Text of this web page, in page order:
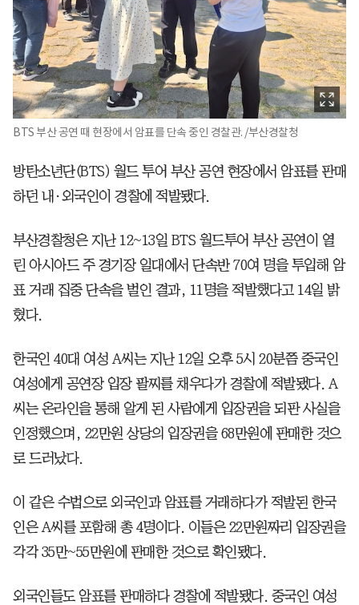
BTS 부산 공연 때 현장에서 암표를 단속 중인 경찰관. /부산경찰청
방탄소년단(BTS) 월드 투어 부산 공연 현장에서 암표를 판매
하던 내·외국인이 경찰에 적발됐다.
부산경찰청은 지난 12~13일 BTS 월드투어 부산 공연이 열
린 아시아드 주 경기장 일대에서 단속반 70여 명을 투입해 암
표 거래 집중 단속을 벌인 결과, 11명을 적발했다고 14일 밝
혔다.
한국인 40대 여성 A씨는 지난 12일 오후 5시 20분쯤 중국인
여성에게 공연장 입장 팔찌를 채우다가 경찰에 적발됐다. A
씨는 온라인을 통해 알게 된 사람에게 입장권을 되판 사실을
인정했으며, 22만원 상당의 입장권을 68만원에 판매한 것으
로 드러났다.
이 같은 수법으로 외국인과 암표를 거래하다가 적발된 한국
인은 A씨를 포함해 총 4명이다. 이들은 22만원짜리 입장권을
각각 35만~55만원에 판매한 것으로 확인됐다.
외국인들도 암표를 판매하다 경찰에 적발됐다. 중국인 여성